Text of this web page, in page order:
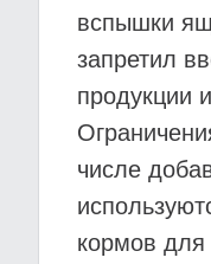
вспышки
запретил
продукции
числе
кормов для